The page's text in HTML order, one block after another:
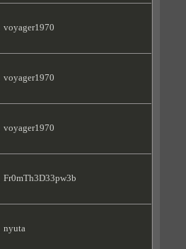
voyager1970
voyager1970
voyager1970
Fr0mTh3D33pw3b
nyuta